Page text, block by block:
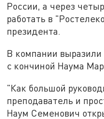
России, а через
работать в
президента.
В компании выразили
с кончиной Наума
"Как большой
преподаватель и
Наум Семенович